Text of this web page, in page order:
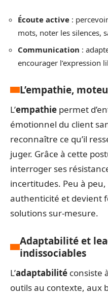
Écoute active :
mots, noter les silences,
Communication :
encourager l’expression
L’empathie,
L’empathie permet
émotionnel du client
reconnaître ce qu’il
juger. Grâce à cette
interroger ses
incertitudes. Peu à
authenticité et devient
solutions sur-mesure.
Adaptabilité et
indissociables
L’adaptabilité consiste
outils au contexte, aux